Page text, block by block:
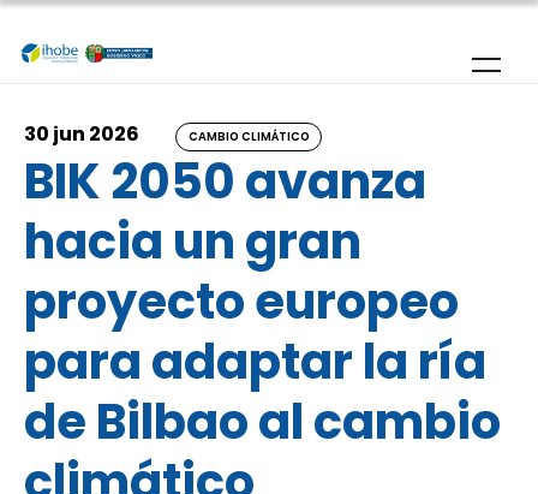
Pasar al contenido principal
30 jun 2026 CAMBIO CLIMÁTICO
BIK 2050 avanza
hacia un gran
proyecto europeo
para adaptar la ría
de Bilbao al cambio